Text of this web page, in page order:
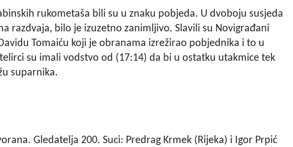
rukometaša bili su u znaku pobjeda. U dvoboju susjeda
razdvaja, bilo je izuzetno zanimljivo. Slavili su Novigrađani
Tomaiću koji je obranama izrežirao pobjednika i to u
su imali vodstvo od (17:14) da bi u ostatku utakmice tek
suparnika.
Gledatelja 200. Suci: Predrag Krmek (Rijeka) i Igor Prpić